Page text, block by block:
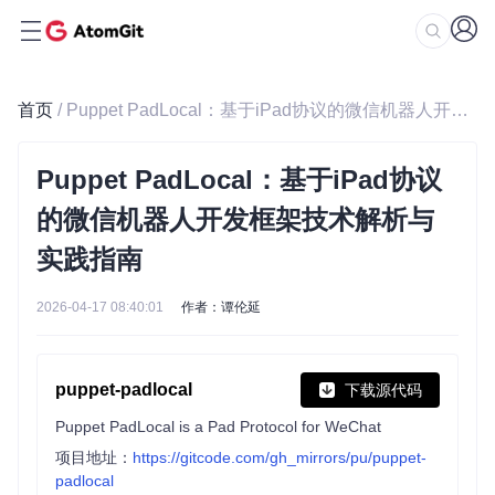
首页 / Puppet PadLocal：基于iPad协议的微信机器人开发框架技术解析与实践指南
Puppet PadLocal：基于iPad协议
的微信机器人开发框架技术解析与
实践指南
2026-04-17 08:40:01 作者：谭伦延
puppet-padlocal 下载源代码
Puppet PadLocal is a Pad Protocol for WeChat
项目地址： https://gitcode.com/gh_mirrors/pu/puppet-
padlocal